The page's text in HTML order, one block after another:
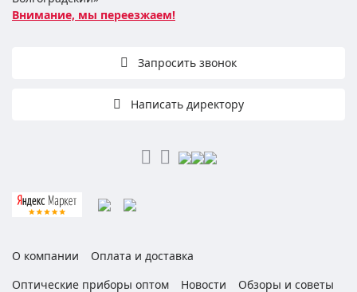
Внимание, мы переезжаем!
Запросить звонок
Написать директору
О компании
Оплата и доставка
Оптические приборы оптом
Новости Обзоры и советы